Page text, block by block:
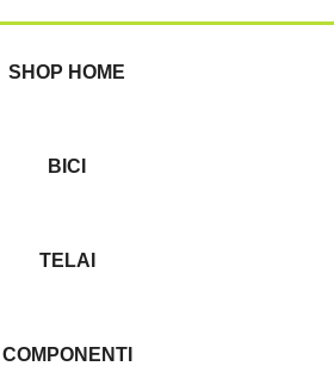
SHOP HOME
BICI
TELAI
COMPONENTI